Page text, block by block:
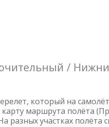
/
который на
маршрута полёта
разных участках полёта